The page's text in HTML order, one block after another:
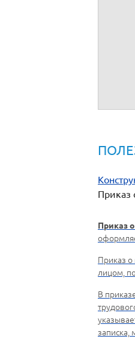
Приказ
Приказ
Приказ
лицом,
В
записка,